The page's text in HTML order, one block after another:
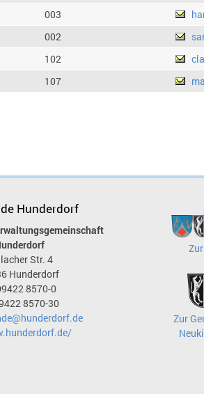
003
002
102
107
Hunderdorf
Str. 4
Hunderdorf
8570-0
8570-30
Zur